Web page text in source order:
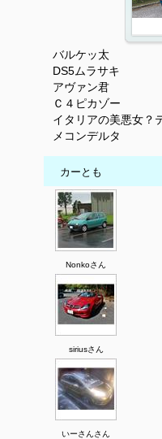
バルケッ太
DS5ムラサキ
アヴァン君
Ｃ４ピカゾー
イタリアの美悪女？
メコンデルタ
カーとも
Nonkoさん
siriusさん
いーさんさん